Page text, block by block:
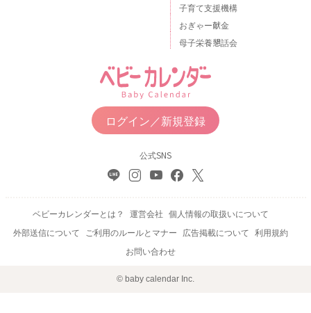
子育て支援機構
おぎゃー献金
母子栄養懇話会
ログイン／新規登録
公式SNS
ベビーカレンダーとは？ 運営会社 個人情報の取扱いについて
外部送信について ご利用のルールとマナー 広告掲載について 利用規約
お問い合わせ
© baby calendar Inc.